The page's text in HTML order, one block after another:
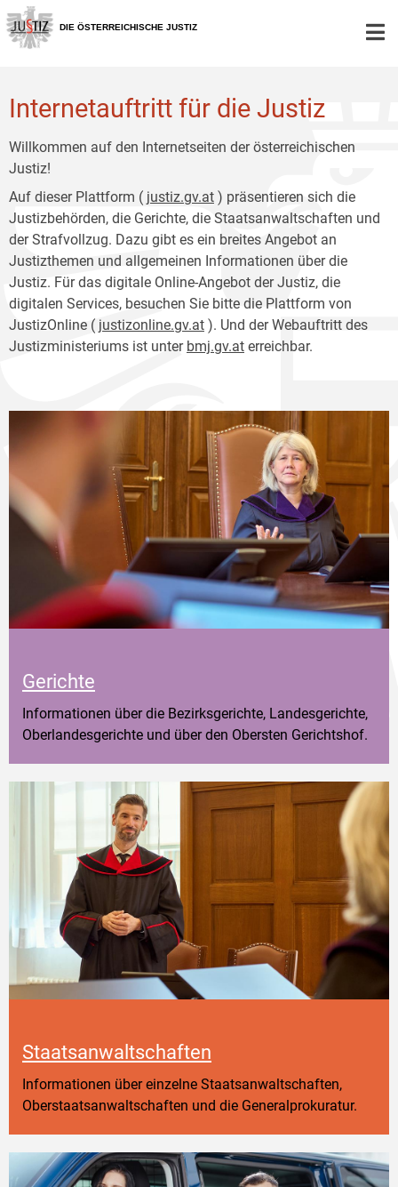
Zur
Hauptnavigation
[1]
Zum
Inhalt
[2]
DIE ÖSTERREICHISCHE JUSTIZ
Internetauftritt für die Justiz
Willkommen auf den Internetseiten der österreichischen
Justiz!
Auf dieser Plattform ( justiz.gv.at ) präsentieren sich die
Justizbehörden, die Gerichte, die Staatsanwaltschaften und
der Strafvollzug. Dazu gibt es ein breites Angebot an
Justizthemen und allgemeinen Informationen über die
Justiz. Für das digitale Online-Angebot der Justiz, die
digitalen Services, besuchen Sie bitte die Plattform von
JustizOnline ( justizonline.gv.at ). Und der Webauftritt des
Justizministeriums ist unter bmj.gv.at erreichbar.
Gerichte
Informationen über die Bezirksgerichte, Landesgerichte,
Oberlandesgerichte und über den Obersten Gerichtshof.
Staatsanwaltschaften
Informationen über einzelne Staatsanwaltschaften,
Oberstaatsanwaltschaften und die Generalprokuratur.